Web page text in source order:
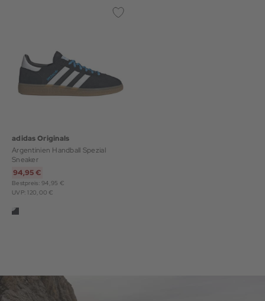
adidas Originals
Argentinien Handball Spezial
Sneaker
94,95 €
Bestpreis: 94,95 €
UVP: 120,00 €